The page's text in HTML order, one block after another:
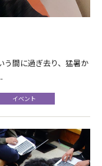
う間に過ぎ去り、猛暑か
イベント